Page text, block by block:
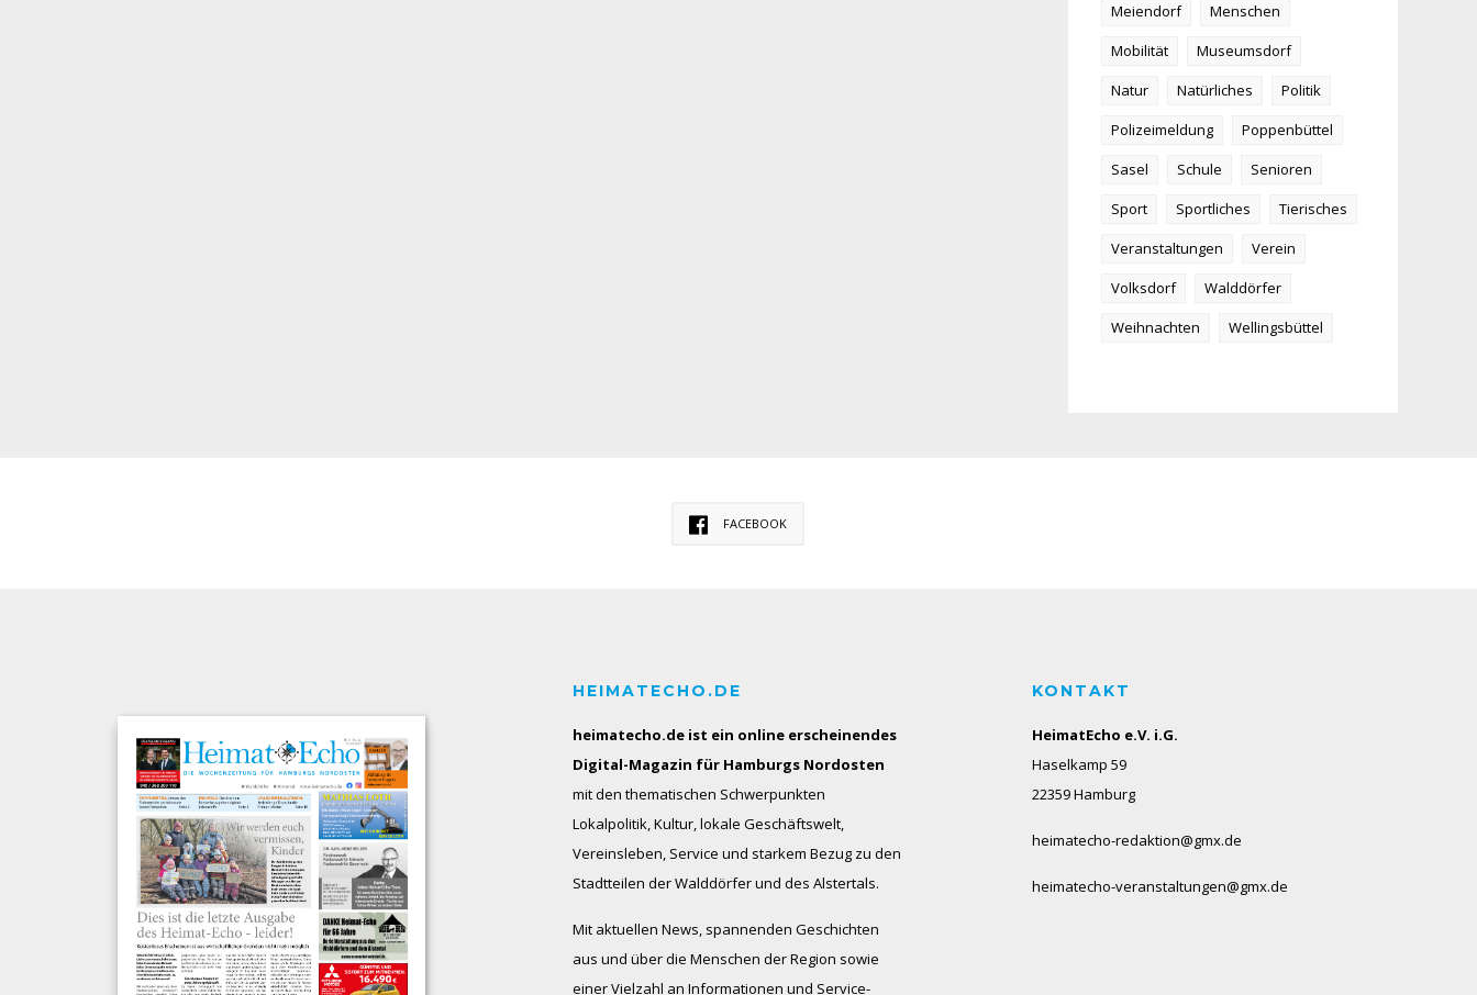
Meiendorf
Menschen
Mobilität
Museumsdorf
Natur
Natürliches
Politik
Polizeimeldung
Poppenbüttel
Sasel
Schule
Senioren
Sport
Sportliches
Tierisches
Veranstaltungen
Verein
Volksdorf
Walddörfer
Weihnachten
Wellingsbüttel
FACEBOOK
HEIMATECHO.DE
heimatecho.de ist ein online erscheinendes
Digital-Magazin für Hamburgs Nordosten
mit den thematischen Schwerpunkten
Lokalpolitik, Kultur, lokale Geschäftswelt,
Vereinsleben, Service und starkem Bezug zu den
Stadtteilen der Walddörfer und des Alstertals.
Mit aktuellen News, spannenden Geschichten
aus und über die Menschen der Region sowie
einer Vielzahl an Informationen und Service-
KONTAKT
HeimatEcho e.V. i.G.
Haselkamp 59
22359 Hamburg
heimatecho-redaktion@gmx.de
heimatecho-veranstaltungen@gmx.de